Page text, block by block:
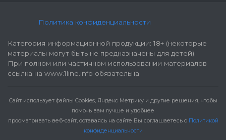
Политика конфиденциальности
Категория информационной продукции: 18+ (некоторые
материалы могут быть не предназначены для детей).
При полном или частичном использовании материалов
ссылка на www.1line.info обязательна.
Cайт использует файлы Cookies, Яндекс Метрику и другие решения, чтобы
помочь вам лучше и удобнее
просматривать веб-сайт, оставаясь на сайте Вы соглашаетесь с Политикой
конфиденциальности